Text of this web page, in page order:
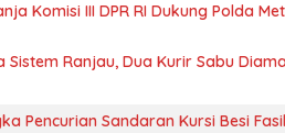
Komisi III DPR RI Dukung Polda
Ranjau, Dua Kurir Sabu
Pencurian Sandaran Kursi Besi